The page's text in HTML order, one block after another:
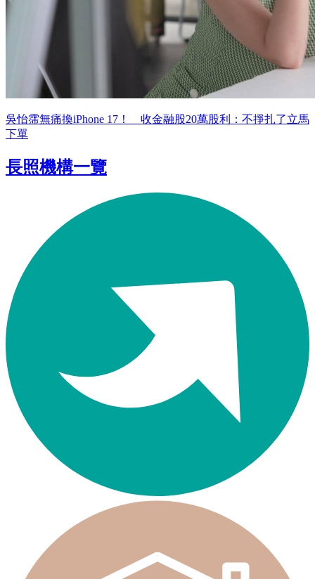
吳怡霈無痛換iPhone 17！ 收金融股20萬股利：不掙扎了立馬
下單
長照機構一覽